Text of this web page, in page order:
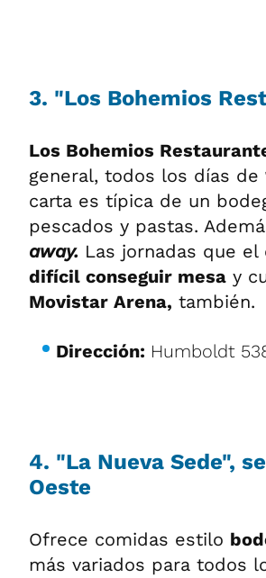
3. "Los Bohemios
Los Bohemios
general, todos los días de
carta es típica de un
pescados y pastas.
away. Las jornadas que
difícil conseguir mesa y
Movistar Arena, también.
Dirección: Humboldt
4. "La Nueva Sede",
Oeste
Ofrece comidas estilo
más variados para todos